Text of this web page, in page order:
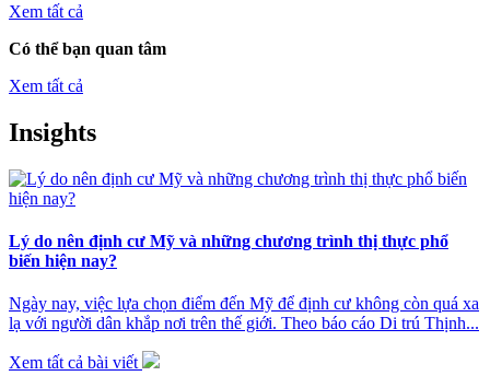
Xem tất cả
Có thể bạn quan tâm
Xem tất cả
Insights
Lý do nên định cư Mỹ và những chương trình thị thực phổ
biến hiện nay?
Ngày nay, việc lựa chọn điểm đến Mỹ để định cư không còn quá xa
lạ với người dân khắp nơi trên thế giới. Theo báo cáo Di trú Thịnh...
Xem tất cả bài viết